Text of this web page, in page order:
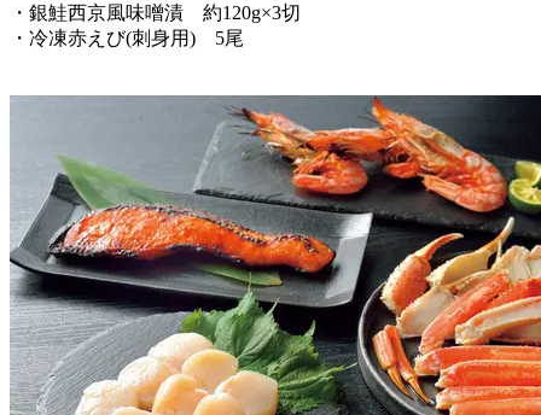
・銀鮭西京風味噌漬 約120g×3切
・冷凍赤えび(刺身用) 5尾